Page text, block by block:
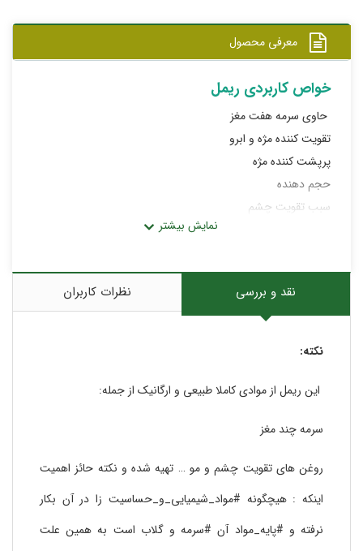
معرفی محصول
خواص کاربردی ریمل
حاوی سرمه هفت مغز
تقویت کننده مژه و ابرو
پرپشت کننده مژه
حجم دهنده
سبب تقویت چشم
نقد و بررسی نظرات کاربران
نکته:
این ریمل از موادی کاملا طبیعی و ارگانیک از جمله:
سرمه چند مغز
روغن های تقویت چشم و مو … تهیه شده و نکته حائز اهمیت
اینکه : هیچگونه #مواد_شیمیایی_و_حساسیت زا در آن بکار
نرفته و #پایه_مواد آن #سرمه و گلاب است به همین علت